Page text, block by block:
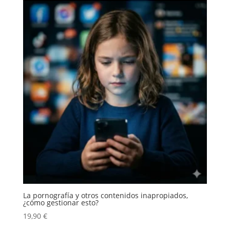
La pornografía y otros contenidos inapropiados,
¿cómo gestionar esto?
19,90 €